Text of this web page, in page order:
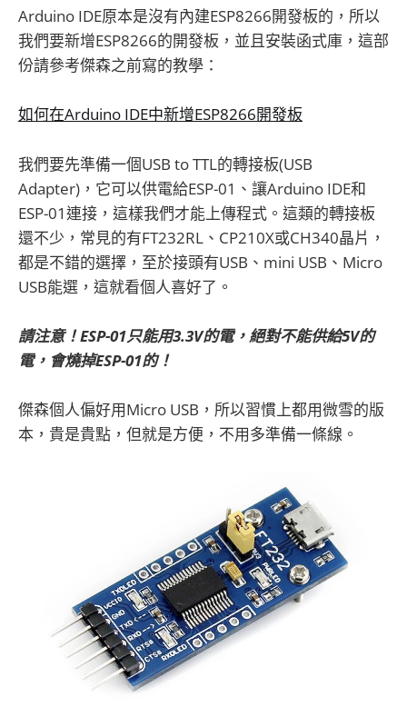
Arduino IDE原本是沒有內建ESP8266開發板的，所以
我們要新增ESP8266的開發板，並且安裝函式庫，這部
份請參考傑森之前寫的教學：
如何在Arduino IDE中新增ESP8266開發板
我們要先準備一個USB to TTL的轉接板(USB
Adapter)，它可以供電給ESP-01、讓Arduino IDE和
ESP-01連接，這樣我們才能上傳程式。這類的轉接板
還不少，常見的有FT232RL、CP210X或CH340晶片，
都是不錯的選擇，至於接頭有USB、mini USB、Micro
USB能選，這就看個人喜好了。
請注意！ESP-01只能用3.3V的電，絕對不能供給5V的
電，會燒掉ESP-01的！
傑森個人偏好用Micro USB，所以習慣上都用微雪的版
本，貴是貴點，但就是方便，不用多準備一條線。